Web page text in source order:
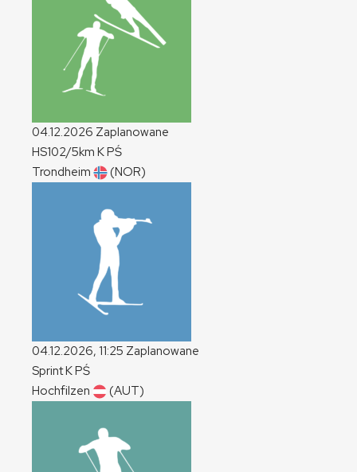
04.12.2026 Zaplanowane
HS102/5km KPŚ
Trondheim
(NOR)
04.12.2026, 11:25 Zaplanowane
SprintKPŚ
Hochfilzen
(AUT)